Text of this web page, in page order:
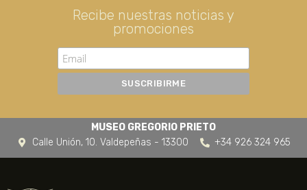
FUNDACIÓN
NOTICIAS
Recibe nuestras noticias y
promociones
MUSEO GREGORIO PRIETO
Calle Unión, 10. Valdepeñas - 13300
+34 926 324 965